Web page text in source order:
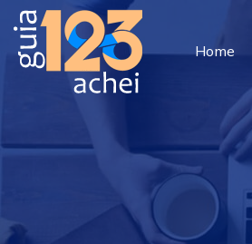
Home